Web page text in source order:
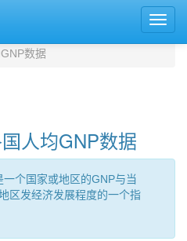
数据
人均GNP数据
个国家或地区的GNP与当
区发经济发展程度的一个指